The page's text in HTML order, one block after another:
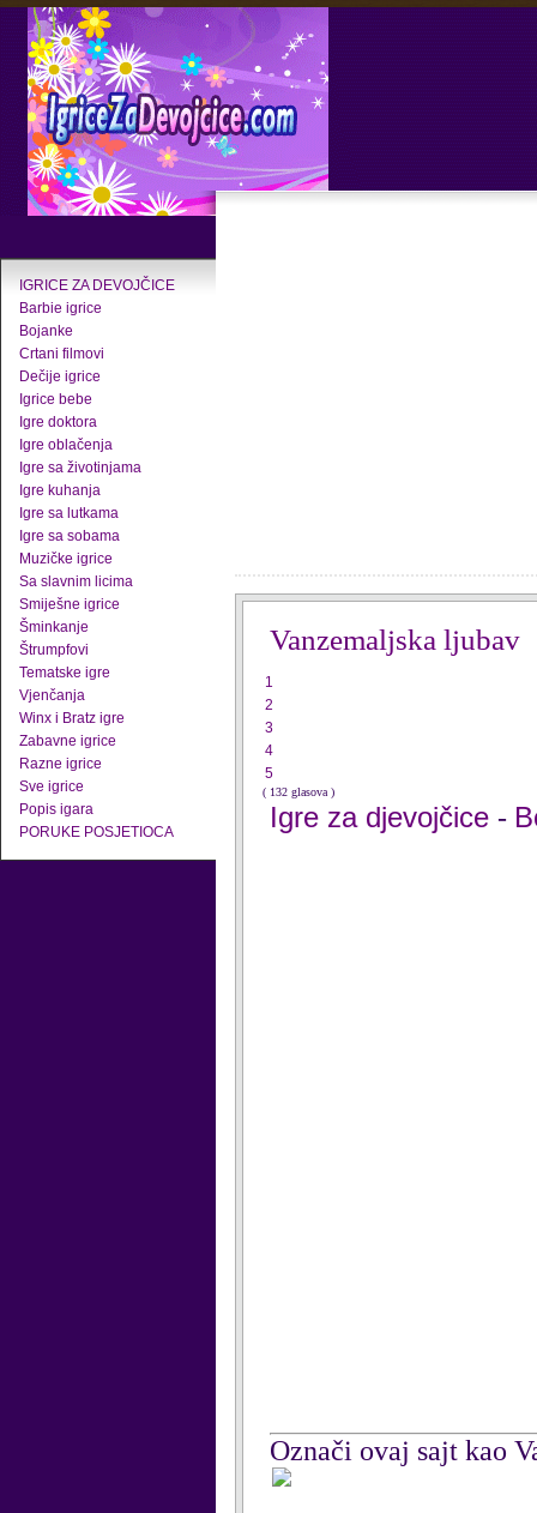
IGRICE ZA DEVOJČICE
Barbie igrice
Bojanke
Crtani filmovi
Dečije igrice
Igrice bebe
Igre doktora
Igre oblačenja
Igre sa životinjama
Igre kuhanja
Igre sa lutkama
Igre sa sobama
Muzičke igrice
Sa slavnim licima
Smiješne igrice
Šminkanje
Štrumpfovi
Tematske igre
Vjenčanja
Winx i Bratz igre
Zabavne igrice
Razne igrice
Sve igrice
Popis igara
PORUKE POSJETIOCA
Vanzemaljska ljubav
1
2
3
4
5
( 132 glasova )
Igre za djevojčice -
Označi ovaj sajt kao